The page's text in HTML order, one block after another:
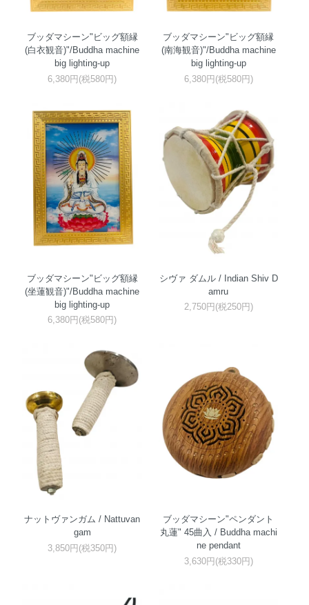
ブッダマシーン"ビッグ額縁
(白衣観音)"/Buddha machine
big lighting-up
6,380円(税580円)
ブッダマシーン"ビッグ額縁
(南海観音)"/Buddha machine
big lighting-up
6,380円(税580円)
ブッダマシーン"ビッグ額縁
(坐蓮観音)"/Buddha machine
big lighting-up
6,380円(税580円)
シヴァ ダムル / Indian Shiv D
amru
2,750円(税250円)
ナットヴァンガム / Nattuvan
gam
3,850円(税350円)
ブッダマシーン"ペンダント
丸蓮" 45曲入 / Buddha machi
ne pendant
3,630円(税330円)